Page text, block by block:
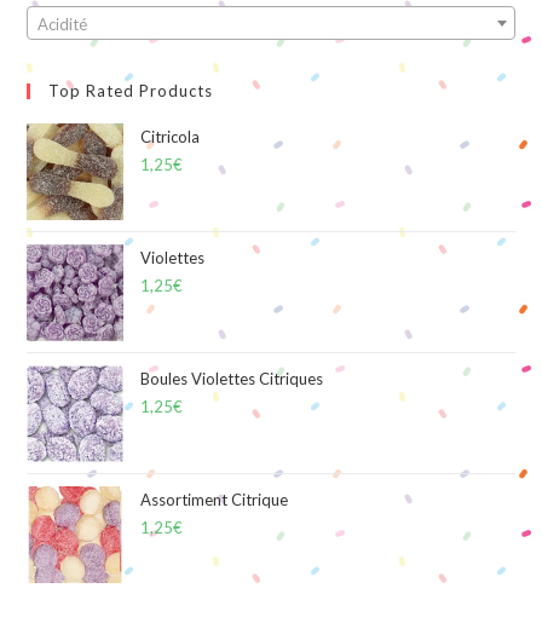
Acidité
Top Rated Products
Citricola
1,25€
Violettes
1,25€
Boules Violettes Citriques
1,25€
Assortiment Citrique
1,25€